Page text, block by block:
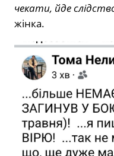
чекати, йде
жінка.